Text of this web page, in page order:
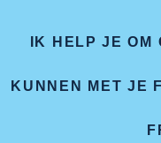
IK HELP JE OM
KUNNEN MET JE